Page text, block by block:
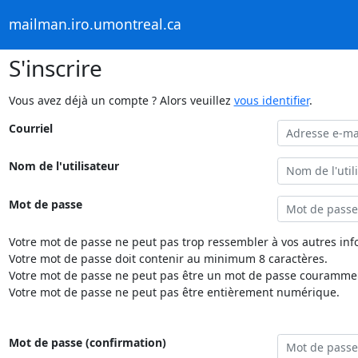
mailman.iro.umontreal.ca
S'inscrire
Vous avez déjà un compte ? Alors veuillez vous identifier.
Courriel
Nom de l'utilisateur
Mot de passe
Votre mot de passe ne peut pas trop ressembler à vos autres
Votre mot de passe doit contenir au minimum 8 caractères.
Votre mot de passe ne peut pas être un mot de passe
Votre mot de passe ne peut pas être entièrement numérique.
Mot de passe (confirmation)